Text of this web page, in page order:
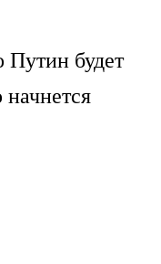
будет
начнется